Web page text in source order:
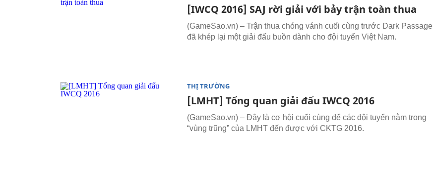
[IWCQ 2016] SAJ rời giải với bảy trận toàn thua
(GameSao.vn) – Trận thua chóng vánh cuối cùng trước Dark Passage
đã khép lại một giải đấu buồn dành cho đội tuyển Việt Nam.
THỊ TRƯỜNG
[LMHT] Tổng quan giải đấu IWCQ 2016
(GameSao.vn) – Đây là cơ hội cuối cùng để các đội tuyển nằm trong
“vùng trũng” của LMHT đến được với CKTG 2016.